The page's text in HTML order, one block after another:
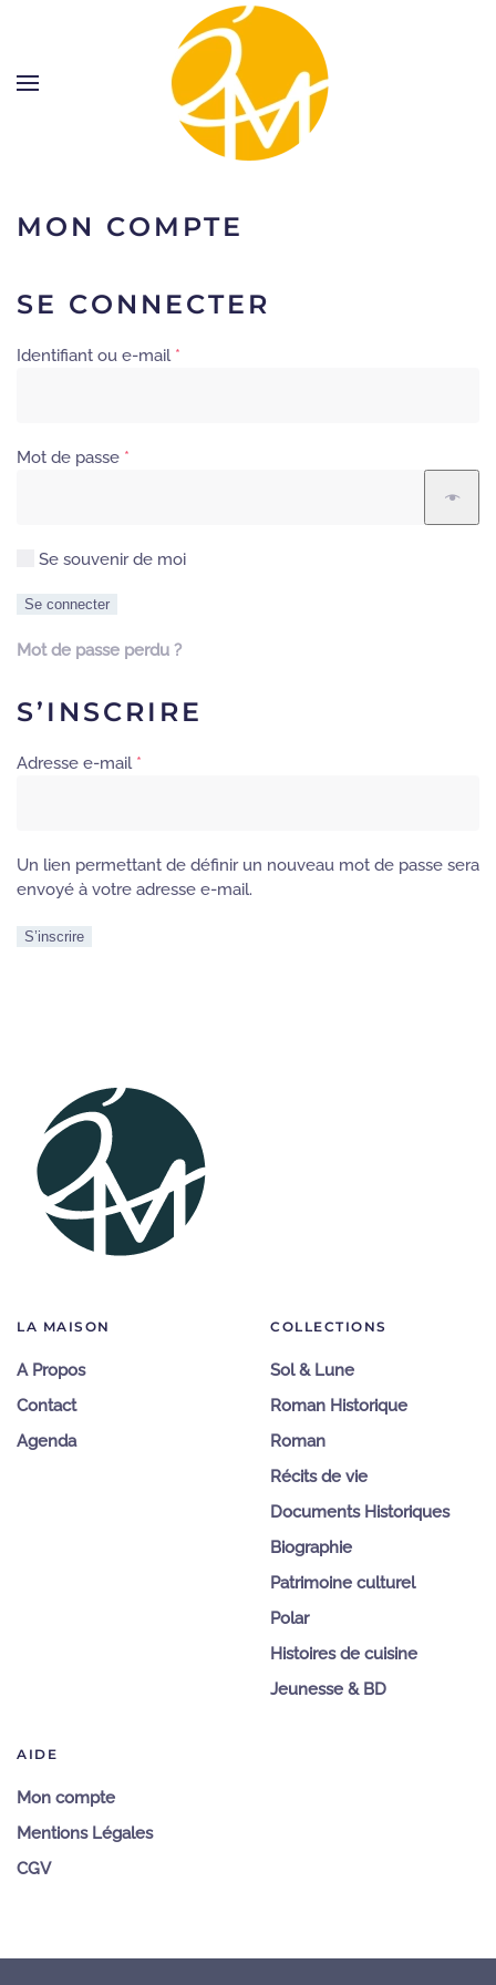
MON COMPTE
SE CONNECTER
Identifiant ou e-mail *
Mot de passe *
Se souvenir de moi
Se connecter
Mot de passe perdu ?
S’INSCRIRE
Adresse e-mail *
Un lien permettant de définir un nouveau mot de passe sera
envoyé à votre adresse e-mail.
S’inscrire
LA MAISON
A Propos
Contact
Agenda
COLLECTIONS
Sol & Lune
Roman Historique
Roman
Récits de vie
Documents Historiques
Biographie
Patrimoine culturel
Polar
Histoires de cuisine
Jeunesse & BD
AIDE
Mon compte
Mentions Légales
CGV